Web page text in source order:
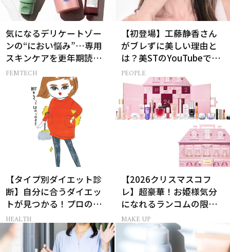
気になるデリケートゾー
ンの“におい悩み”…専用
スキンケアを更年期読者
が本気でお試し！
FEMTECH
【初登場】工藤静香さん
がブレずに美しい理由と
は？美STのYouTubeでは
ALL私物の「ポーチの中
身」も大公開！
PEOPLE
【タイプ別ダイエット診
断】自分に合うダイエッ
トが見つかる！プロの教
える体質別ダイエット方
法
HEALTH
【2026クリスマスコフ
レ】超豪華！お姫様気分
になれるランコムの限定
コスメキット
MAKE UP